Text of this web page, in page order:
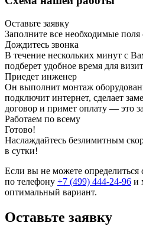
Оставьте заявку
Заполните все необходимые
Дождитесь звонка
В течение нескольких минут с
подберет удобное время для
Приедет инженер
Он выполнит монтаж
подключит интернет, сделает
договор и примет оплату — это
Работаем по всему
Готово!
Наслаждайтесь безлимитным
в сутки!
Если вы не можете
по телефону +7 (499) 444-24-96 и
оптимальный вариант.
Оставьте заявку